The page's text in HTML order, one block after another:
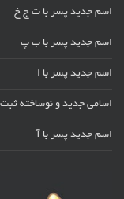
اسم جدید پسر با ت ج خ
اسم جدید پسر با ب پ
اسم جدید پسر با ا
اسامی جدید و نوساخته
اسم جدید پسر با آ